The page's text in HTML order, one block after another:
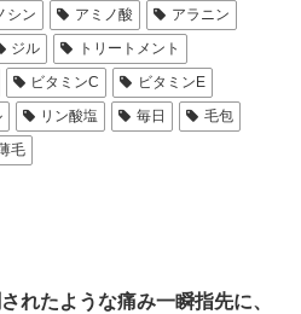
シン アミノ酸
アラニン
ジル
トリートメント
ビタミンC
ビタミンE
リン酸塩 毎日
毛包
毛
れたような痛み一瞬指先に、